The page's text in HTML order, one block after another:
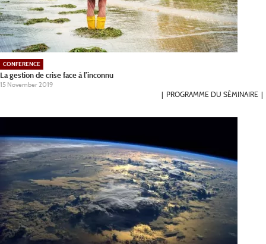
CONFERENCE
La gestion de crise face à l’inconnu
15 November 2019
PROGRAMME DU SÉMINAIRE